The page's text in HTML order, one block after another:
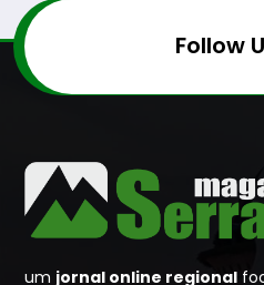
Follow
um jornal online regional